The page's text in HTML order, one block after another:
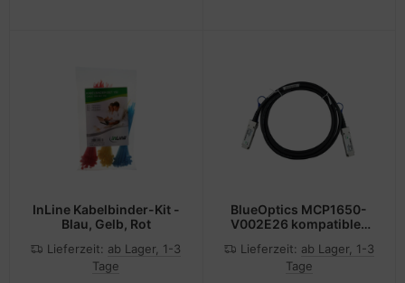
InLine Kabelbinder-Kit -
Blau, Gelb, Rot
Lieferzeit: ab Lager, 1-3
Tage
BlueOptics MCP1650-
V002E26 kompatibles
BL070701W2M30
Lieferzeit: ab Lager, 1-3
Tage